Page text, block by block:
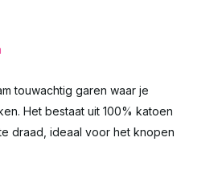
touwachtig garen waar je
Het bestaat uit 100% katoen
draad, ideaal voor het knopen